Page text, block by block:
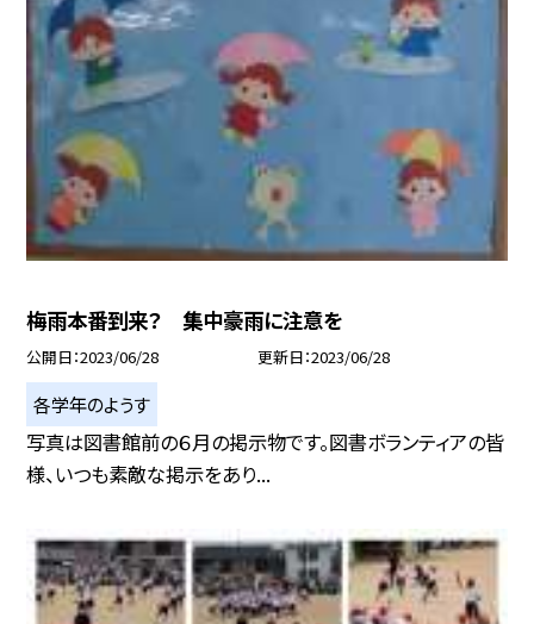
梅雨本番到来？ 集中豪雨に注意を
公開日 2023/06/28 更新日 2023/06/28
各学年のようす
写真は図書館前の６月の掲示物です。図書ボランティアの皆
様、いつも素敵な掲示をあり...